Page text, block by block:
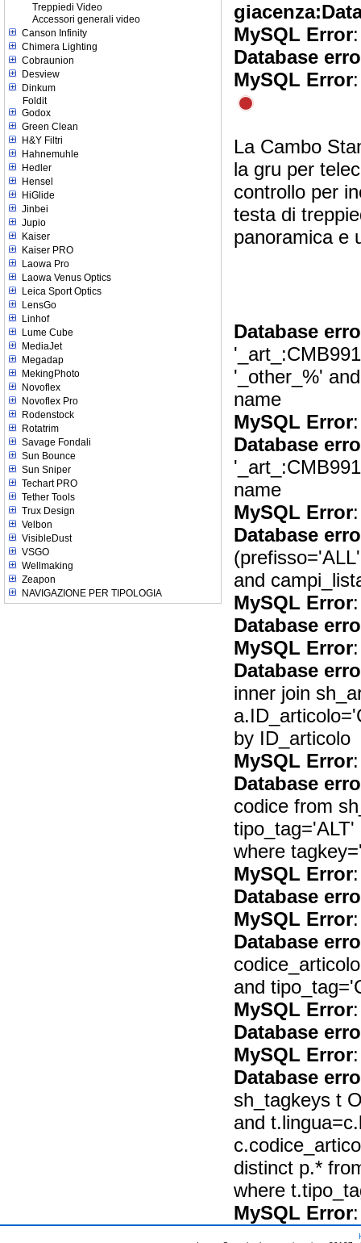
Treppiedi Video
Accessori generali video
Canson Infinity
Chimera Lighting
Cobraunion
Desview
Dinkum
Foldit
Godox
Green Clean
H&Y Filtri
Hahnemuhle
Hedler
Hensel
HiGlide
Jinbei
Jupio
Kaiser
Kaiser PRO
Laowa Pro
Laowa Venus Optics
Leica Sport Optics
LensGo
Linhof
Lume Cube
MediaJet
Megadap
MekingPhoto
Novoflex
Novoflex Pro
Rodenstock
Rotatrim
Savage Fondali
Sun Bounce
Sun Sniper
Techart PRO
Tether Tools
Trux Design
Velbon
VisibleDust
VSGO
Wellmaking
Zeapon
NAVIGAZIONE PER TIPOLOGIA
giacenza:
MySQL Error
Database
MySQL Error
La Cambo
la gru per
controllo per
testa di
panoramica e
Database
'_other_%'
name
MySQL Error
Database
name
MySQL Error
Database
and
MySQL Error
Database
MySQL Error
Database
inner join
by ID_articolo
MySQL Error
Database
codice from
where
MySQL Error
Database
MySQL Error
Database
and
MySQL Error
Database
MySQL Error
Database
sh_tagkeys t
and
distinct p.*
where
MySQL Error